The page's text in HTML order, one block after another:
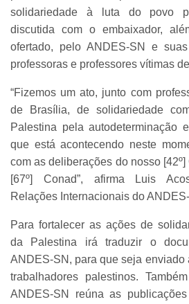
solidariedade à luta do povo
discutida com o embaixador,
ofertado, pelo ANDES-SN e
professoras e professores vítimas
“Fizemos um ato, junto com
de Brasília, de solidariedade
Palestina pela autodeterminação
que está acontecendo neste
com as deliberações do nosso
[67º] Conad”, afirma Luis
Relações Internacionais do
Para fortalecer as ações de
da Palestina irá traduzir o
ANDES-SN, para que seja enviado
trabalhadores palestinos.
ANDES-SN reúna as